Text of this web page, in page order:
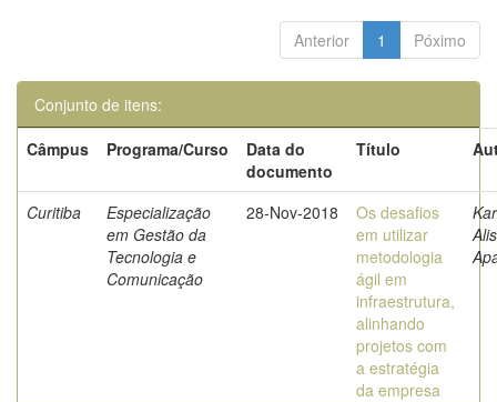
Anterior 1 Póximo
Conjunto de itens:
Câmpus
Programa/Curso
Data do
documento
Título
Curitiba
Especialização
em Gestão da
Tecnologia e
Comunicação
28-Nov-2018
Os desafios
em utilizar
metodologia
ágil em
infraestrutura,
alinhando
projetos com
a estratégia
da empresa